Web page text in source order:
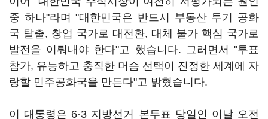
중 하나"라며 "대한민국은 반드시 부동산 투기 공화
국 탈출, 창업 국가로 대전환, 대체 불가 핵심 국가로
발전을 이뤄내야 한다"고 했습니다. 그러면서 "투표
참가, 유능하고 충직한 머슴 선택이 진정한 세계에 자
랑할 민주공화국을 만든다"고 밝혔습니다.
이 대통령은 6·3 지방선거 본투표 당일인 이날 오전